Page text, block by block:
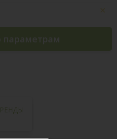
параметрам